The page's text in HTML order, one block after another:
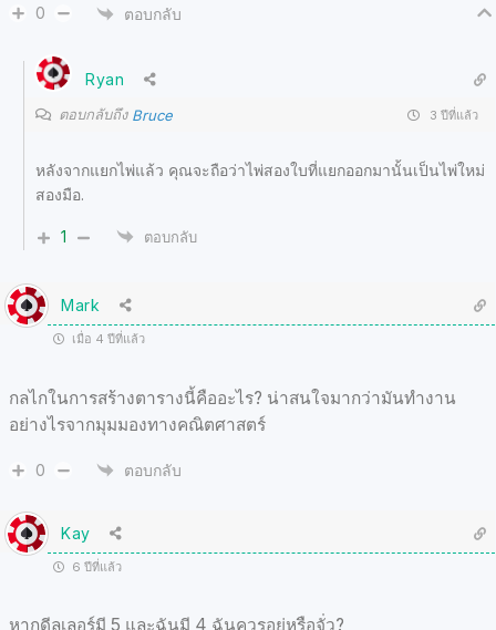
0 ตอบกลับ
Ryan
ตอบกลับถึง Bruce 3 ปีที่แล้ว
หลังจากแยกไพ่แล้ว คุณจะถือว่าไพ่สองใบที่แยกออกมานั้นเป็นไพ่ใหม่
สองมือ.
1 ตอบกลับ
Mark
เมื่อ 4 ปีที่แล้ว
กลไกในการสร้างตารางนี้คืออะไร? น่าสนใจมากว่ามันทำงาน
อย่างไรจากมุมมองทางคณิตศาสตร์
0 ตอบกลับ
Kay
6 ปีที่แล้ว
หากดีลเลอร์มี 5 และฉันมี 4 ฉันควรอยู่หรือจั่ว?